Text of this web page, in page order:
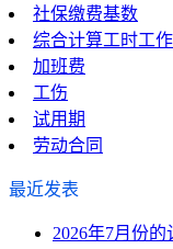
社保缴费基数
综合计算工时工作
加班费
工伤
试用期
劳动合同
最近发表
2026年7月份的